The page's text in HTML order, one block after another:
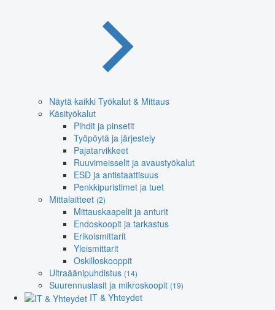
Näytä kaikki Työkalut & Mittaus
Käsityökalut
Pihdit ja pinsetit
Työpöytä ja järjestely
Pajatarvikkeet
Ruuvimeisselit ja avaustyökalut
ESD ja antistaattisuus
Penkkipuristimet ja tuet
Mittalaitteet (2)
Mittauskaapelit ja anturit
Endoskoopit ja tarkastus
Erikoismittarit
Yleismittarit
Oskilloskooppit
Ultraäänipuhdistus (14)
Suurennuslasit ja mikroskoopit (19)
IT & Yhteydet